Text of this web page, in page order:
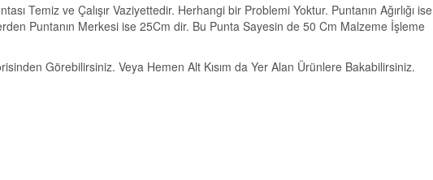
Temiz ve Çalışır Vaziyettedir. Herhangi bir Problemi Yoktur. Puntanın Ağırlığı ise
Puntanın Merkesi ise 25Cm dir. Bu Punta Sayesin de 50 Cm Malzeme İşleme
Görebilirsiniz. Veya Hemen Alt Kısım da Yer Alan Ürünlere Bakabilirsiniz.